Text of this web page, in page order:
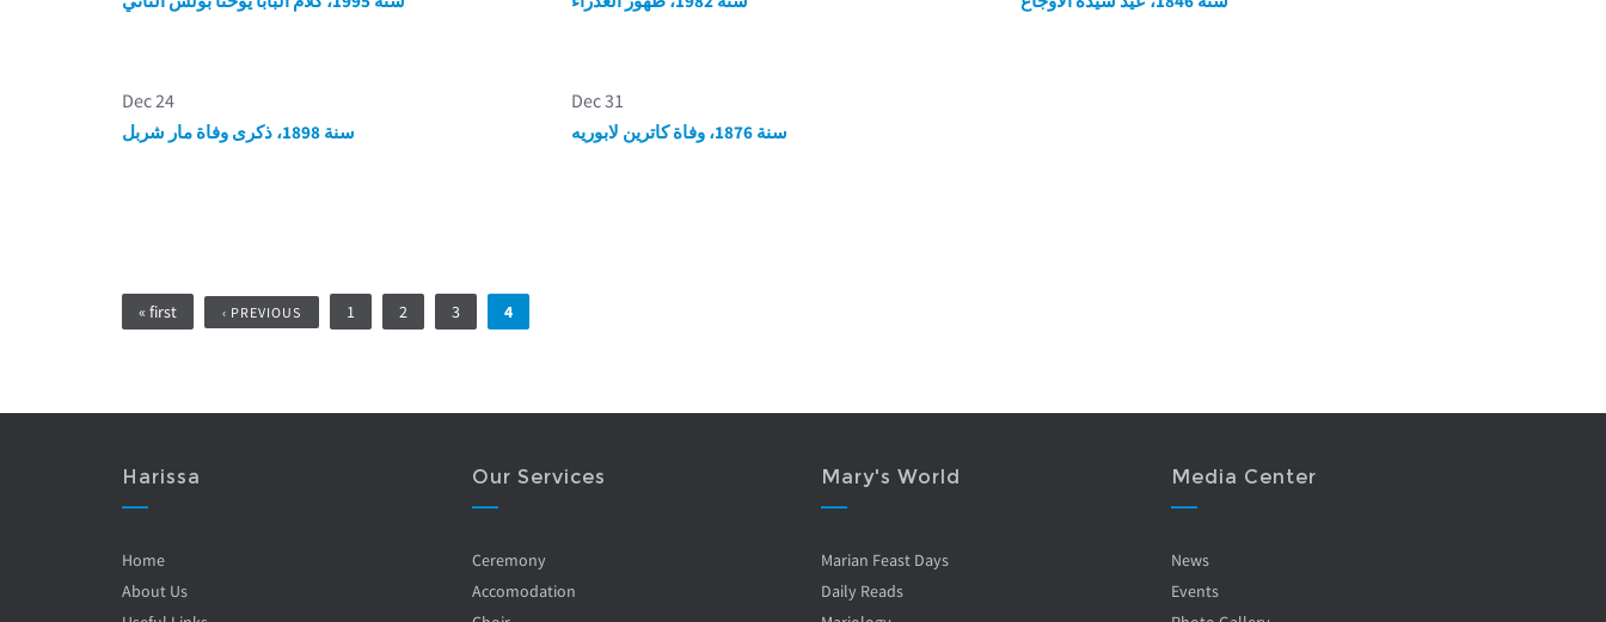
Dec 24
سنة 1898، ذكرى وفاة مار شربل
Dec 31
سنة 1876، وفاة كاترين لابوريه
Pages
« first ‹ PREVIOUS 1 2 3 4
Harissa
Home
About Us
Our Services
Ceremony
Accomodation
Mary's World
Marian Feast Days
Daily Reads
Media Center
News
Events